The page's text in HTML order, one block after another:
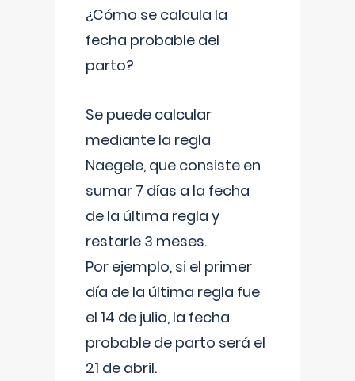
¿Cómo se calcula la
fecha probable del
parto?
Se puede calcular
mediante la regla
Naegele, que consiste en
sumar 7 días a la fecha
de la última regla y
restarle 3 meses.
Por ejemplo, si el primer
día de la última regla fue
el 14 de julio, la fecha
probable de parto será el
21 de abril.